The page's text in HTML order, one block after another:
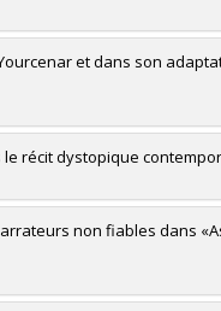
et dans son
récit dystopique
non fiables dans